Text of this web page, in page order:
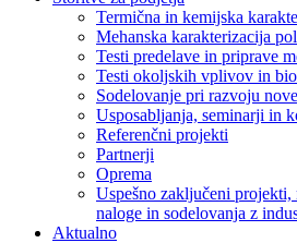
Termična in kemijska
Mehanska karakterizacija
Testi predelave in priprave
Testi okoljskih vplivov in
Sodelovanje pri razvoju
Usposabljanja, seminarji in
Referenčni projekti
Partnerji
Oprema
Uspešno zaključeni
naloge in sodelovanja z
Aktualno